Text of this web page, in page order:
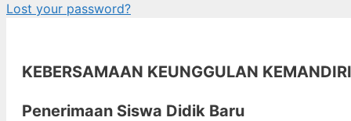
Lost your password?
KEBERSAMAAN KEUNGGULAN
Penerimaan Siswa Didik Baru